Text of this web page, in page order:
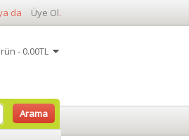
da Üye Ol.
- 0.00TL
Arama